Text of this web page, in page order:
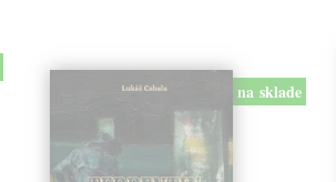
na sklade